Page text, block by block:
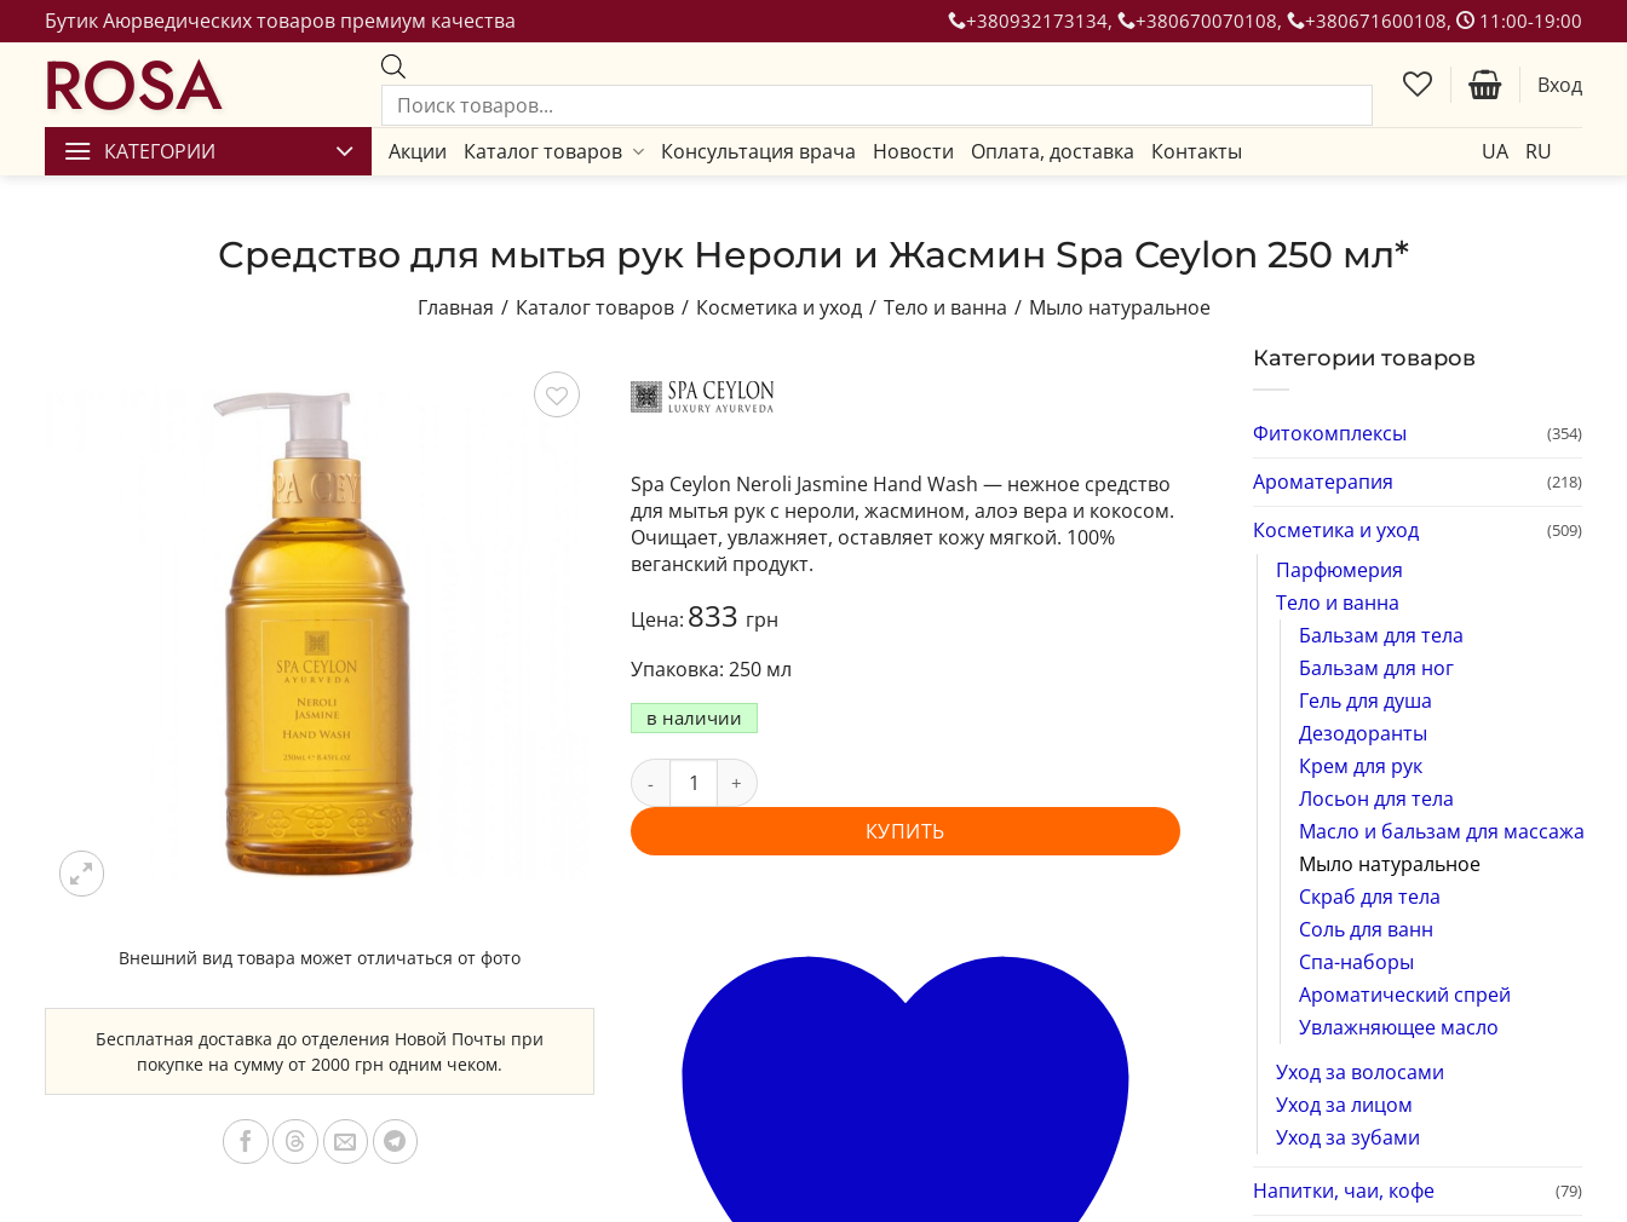
Бутик Аюрведических товаров премиум качества +380932173134, +380670070108, +380671600108, 11:00-19:00
ROSA Вход
КАТЕГОРИИ Акции Каталог товаров Консультация врача Новости Оплата, доставка Контакты UA RU
Средство для мытья рук Нероли и Жасмин Spa Ceylon 250 мл*
Главная / Каталог товаров / Косметика и уход / Тело и ванна / Мыло натуральное
Категории товаров
Фитокомплексы (354)
Ароматерапия (218)
Косметика и уход (509)
Парфюмерия
Тело и ванна
Бальзам для тела
Бальзам для ног
Гель для душа
Дезодоранты
Крем для рук
Лосьон для тела
Масло и бальзам для массажа
Мыло натуральное
Скраб для тела
Соль для ванн
Спа-наборы
Ароматический спрей
Увлажняющее масло
Уход за волосами
Уход за лицом
Уход за зубами
Напитки, чаи, кофе
(79)
Внешний вид товара может отличаться от фото
Бесплатная доставка до отделения Новой Почты при
покупке на сумму от 2000 грн одним чеком.
Spa Ceylon Neroli Jasmine Hand Wash — нежное средство
для мытья рук с нероли, жасмином, алоэ вера и кокосом.
Очищает, увлажняет, оставляет кожу мягкой. 100%
веганский продукт.
Цена: 833 грн
250 мл
в наличии
КУПИТЬ